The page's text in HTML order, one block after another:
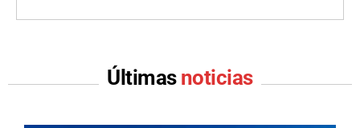
Últimas noticias